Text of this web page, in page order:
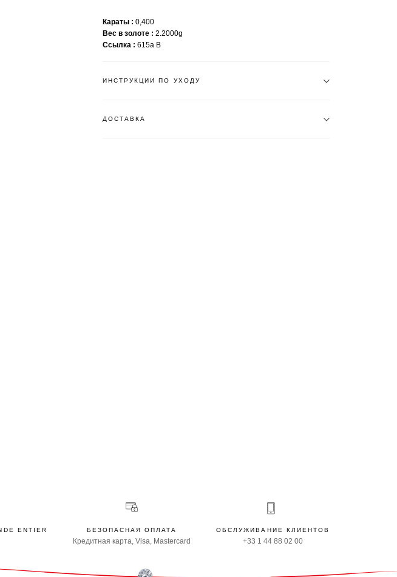
Караты
0,400
Вес в золоте
2.2000g
Ссылка
615a B
ИНСТРУКЦИИ ПО УХОДУ
ДОСТАВКА
ENTIER БЕЗОПАСНАЯ ОПЛАТА
Кредитная карта, Visa, Mastercard
ОБСЛУЖИВАНИЕ КЛИЕНТОВ
+33 1 44 88 02 00